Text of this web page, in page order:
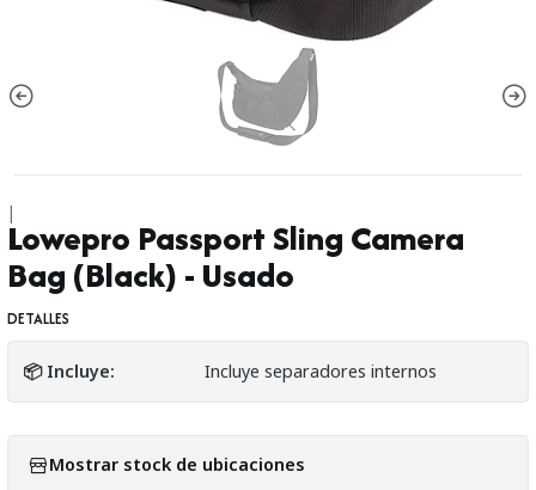
|
Lowepro Passport Sling Camera
Bag (Black) - Usado
DETALLES
📦 Incluye: Incluye separadores internos
Mostrar stock de ubicaciones